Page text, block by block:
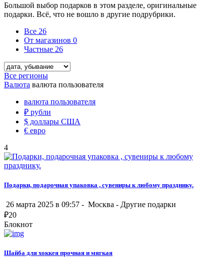
Большой выбор подарков в этом разделе, оригинальные
подарки. Всё, что не вошло в другие подрубрики.
Все 26
От магазинов 0
Частные 26
Все регионы
Валюта валюта пользователя
валюта пользователя
₽ рубли
$ доллары США
€ евро
4
Подарки, подарочная упаковка , сувениры к любому празднику.
26 марта 2025 в 09:57 - Москва - Другие подарки
₽20
Блокнот
Шайба для хоккея прочная и мягкая